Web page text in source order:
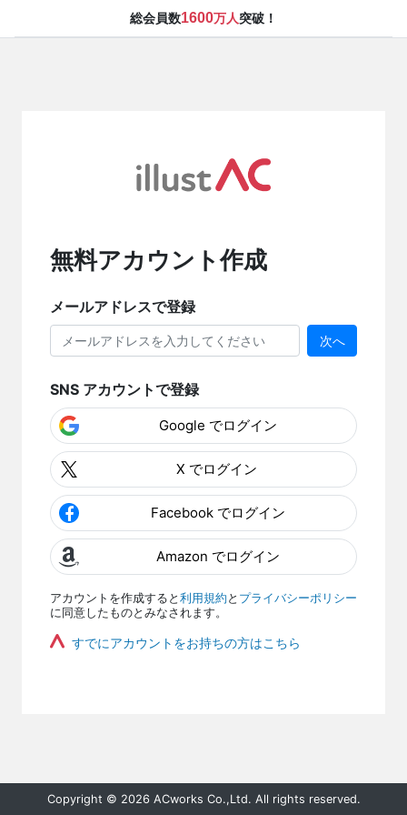
総会員数1600万人突破！
無料アカウント作成
メールアドレスで登録
次へ
SNS アカウントで登録
Google でログイン
X でログイン
Facebook でログイン
Amazon でログイン
アカウントを作成すると 利用規約 と プライバシーポリシー
に同意したものとみなされます。
すでにアカウントをお持ちの方はこちら
Copyright © 2026 ACworks Co.,Ltd. All rights reserved.